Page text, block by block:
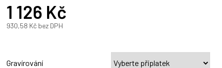
1 126 Kč
930,58 Kč bez DPH
Gravírování